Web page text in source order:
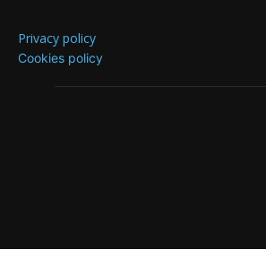
Privacy policy
Cookies policy